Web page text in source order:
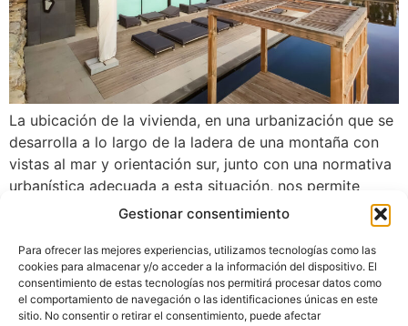
Gestionar consentimiento
Para ofrecer las mejores experiencias, utilizamos tecnologías como las
cookies para almacenar y/o acceder a la información del dispositivo. El
consentimiento de estas tecnologías nos permitirá procesar datos como
el comportamiento de navegación o las identificaciones únicas en este
sitio. No consentir o retirar el consentimiento, puede afectar
La ubicación de la vivienda, en una urbanización que se
desarrolla a lo largo de la ladera de una montaña con
vistas al mar y orientación sur, junto con una normativa
urbanística adecuada a esta situación, nos permite
plantear una edificación “aterrazada”, cuyos volúmenes
existente, buscando las vistas hacia el mar.
Casa Paula, Almansa